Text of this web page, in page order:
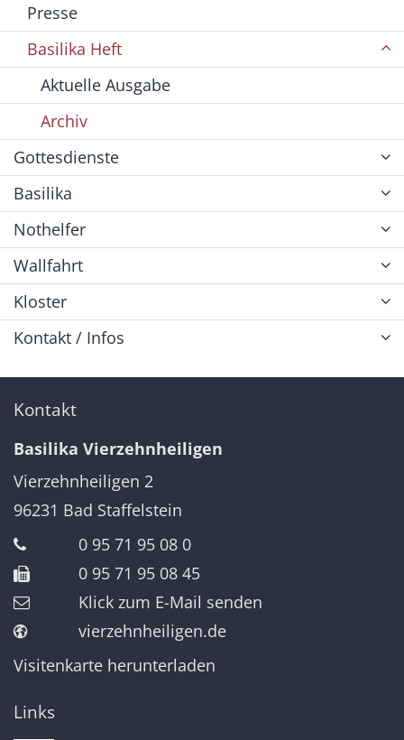
Presse
Basilika Heft
Aktuelle Ausgabe
Archiv
Gottesdienste
Basilika
Nothelfer
Wallfahrt
Kloster
Kontakt / Infos
Kontakt
Basilika Vierzehnheiligen
Vierzehnheiligen 2
96231 Bad Staffelstein
0 95 71 95 08 0
0 95 71 95 08 45
Klick zum E-Mail senden
vierzehnheiligen.de
Visitenkarte herunterladen
Links